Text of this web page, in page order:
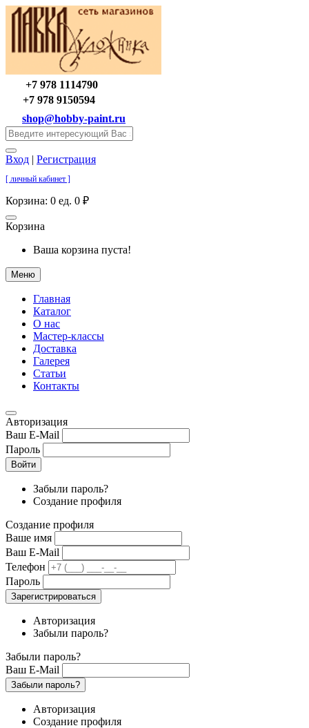
+7 978 1114790
+7 978 9150594
shop@hobby-paint.ru
Вход | Регистрация
[ личный кабинет ]
Корзина: 0 ед. 0 ₽
Корзина
Ваша корзина пуста!
Меню
Главная
Каталог
О нас
Мастер-классы
Доставка
Галерея
Статьи
Контакты
Авторизация
Ваш E-Mail
Пароль
Войти
Забыли пароль?
Создание профиля
Создание профиля
Ваше имя
Ваш E-Mail
Телефон
Пароль
Зарегистрироваться
Авторизация
Забыли пароль?
Забыли пароль?
Ваш E-Mail
Забыли пароль?
Авторизация
Создание профиля